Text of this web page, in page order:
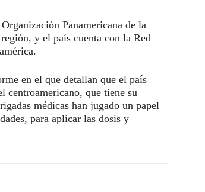
Panamericana de la
y el país cuenta con la Red
en el que detallan que el país
centroamericano, que tiene su
médicas han jugado un papel
para aplicar las dosis y